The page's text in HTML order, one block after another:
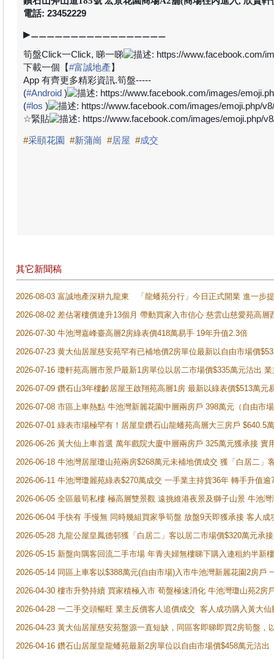
電話: 23452229
▶⚊⚊⚊⚊⚊⚊⚊⚊⚊⚊⚊⚊⚊⚊⚊⚊⚊
筍盤Click一Click, 睇一睇
下載一個【#富誠地產】
App 有齊更多精彩資訊.筍盤-----
(#Android )
(#los )
☆緊貼
#采頤花園 #新蒲崗 #居屋 #成交
其它新聞稿
2026-08-03 富誠地產深耕九龍東 「龍蟠苑分行」今日正式開業 進一步
2026-08-02 差估署樓價連升13個月 帶動買家入市信心 慈雲山慈愛苑高層
2026-07-30 牛池灣嘉峰臺高層2房綠表價418萬易手 19年升值2.3倍
2026-07-23 黄大仙居屋慈安苑罕有已補地價2房單位最新以自由市場價
2026-07-16 瓊軒苑高層市景戶最新1房單位以居二市場價$335萬元沽出
2026-07-09 鑽石山3年樓齡居屋王啟翔苑高層1房 最新以綠表價$513萬元
2026-07-08 市區上車熱點 牛池灣新麗花園中層兩房戶 398萬元（自由市
2026-07-01 綠表市場極罕有！居屋皇鑽石山龍蟠苑高層大三房戶
2026-06-26 黃大仙上車首選 萬年戲院大廈中層兩房戶 325萬元獲承接 實
2026-06-18 牛池灣居屋瓊山苑兩房$268萬元未補地價成交 獲「白居二」
2026-06-11 牛池灣瓊麗苑綠表$270萬成交 一手業主持貨36年 轉手升值逾
2026-06-05 全區最筍私樓 極高層雙景觀 遠挑維港夜景及獅子山景 牛池
2026-06-04 手快有 手慢無 同時幾組買家爭筍盤 放盤9天即獲承接 客人
2026-05-28 九龍公屋皇鳳德邨獲「白居二」客以居二市場價$320萬元承接
2026-05-15 新盤向隅客回流二手市場 年青夫婦無樓睇下購入連租約半新
2026-05-14 同區上車客以$388萬元(自由市場)入市牛池灣新麗花園2房戶
2026-04-30 樓市升勢持續 買家積極入市 荀盤極速消化 牛池灣瓊山苑2房
2026-04-28 一二手交頭暢旺 業主反價客人追價成交 客人成功購入黃大
2026-04-23 黃大仙居屋慈安苑盤源一直短缺，同區客即睇即買2房筍盤，
2026-04-16 鑽石山居屋皇龍蟠苑最新2房單位以自由市場價$458萬元沽出